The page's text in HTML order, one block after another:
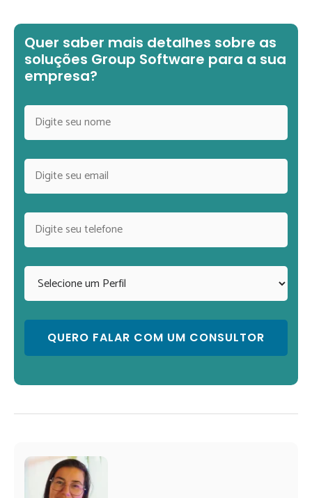
Quer saber mais detalhes sobre as
soluções Group Software para a sua
empresa?